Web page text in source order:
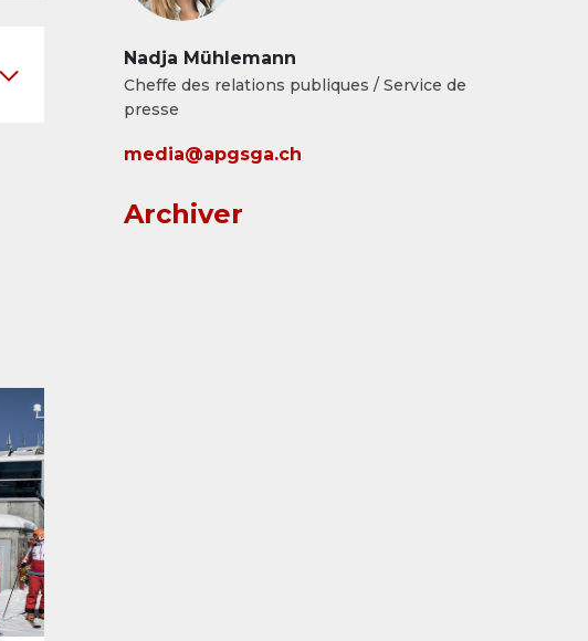
Nadja Mühlemann
Cheffe des relations publiques / Service de
presse
media@apgsga.ch
Archiver